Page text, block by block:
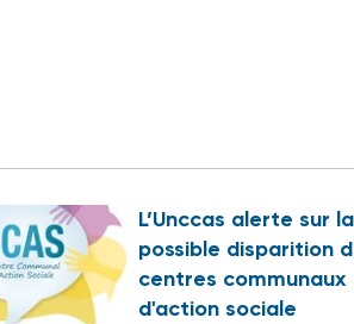
L’Unccas alerte sur la
possible disparition
centres communaux
d'action sociale